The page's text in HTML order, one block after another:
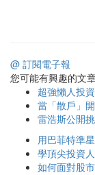
@ 訂閱電子報
您可能有興趣的文
超強懶人投
當「散戶」
雷浩斯公開
用巴菲特準
學頂尖投資
如何面對股